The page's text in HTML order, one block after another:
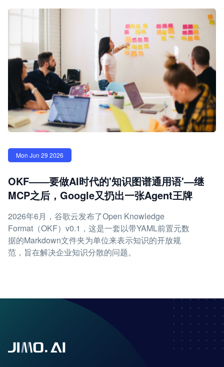
Mon Jun 29 2026
OKF——要做AI时代的'知识图谱通用语'—继
MCP之后，Google又扔出一张Agent王牌
2026年6月，谷歌云发布了Open Knowledge
Format（OKF）v0.1，这是一套以带YAML前置元数
据的Markdown文件夹为单位来表示知识的开放规
范，旨在解决企业知识分散的问题。